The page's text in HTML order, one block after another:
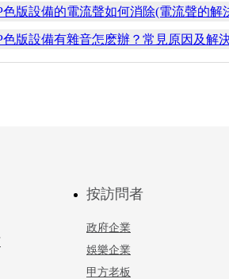
色版設備的電流聲如何消除(電流聲的解
版設備有雜音怎麽辦？常見原因及解
按訪問者
政府企業
娛樂企業
甲方老板